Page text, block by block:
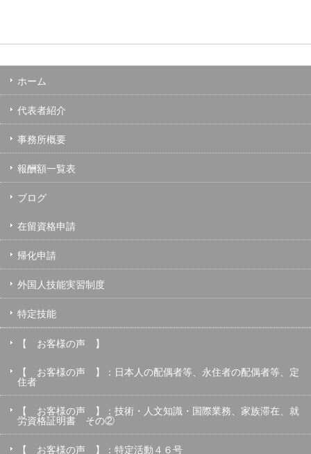
ホーム
代表者紹介
事務所概要
報酬額一覧表
ブログ
在留資格申請
帰化申請
外国人技能実習制度
特定技能
【 お客様の声 】
【 お客様の声 】：日本人の配偶者等、永住者の配偶者等、定
住者
【 お客様の声 】：技術・人文知識・国際業務、家族滞在、就
労資格証明書 その②
【 お客様の声 】：特定活動４６号